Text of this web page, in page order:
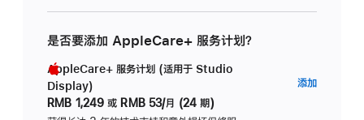
是否要添加 AppleCare+ 服务计划？
AppleCare+ 服务计划 (适用于 Studio
Display)
RMB 1,249 或 RMB 53/月 (24 期)
添加